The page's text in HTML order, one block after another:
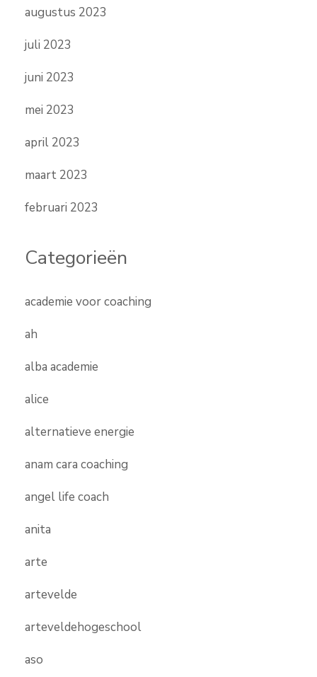
augustus 2023
juli 2023
juni 2023
mei 2023
april 2023
maart 2023
februari 2023
Categorieën
academie voor coaching
ah
alba academie
alice
alternatieve energie
anam cara coaching
angel life coach
anita
arte
artevelde
arteveldehogeschool
aso